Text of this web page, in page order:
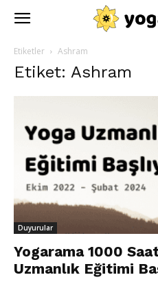
Etiketler Ashram
Etiket: Ashram
Duyurular
Yogarama 1000
Uzmanlık Eğitimi